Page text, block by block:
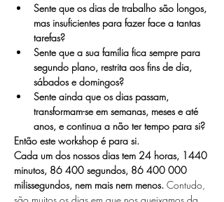
Sente que os dias de trabalho são longos,
mas insuficientes para fazer face a tantas
tarefas?
Sente que a sua família fica sempre para
segundo plano, restrita aos fins de dia,
sábados e domingos?
Sente ainda que os dias passam,
transformam-se em semanas, meses e até
anos, e continua a não ter tempo para si?
Então este workshop é para si.
Cada um dos nossos dias tem 24 horas, 1440
minutos, 86 400 segundos, 86 400 000
milissegundos, nem mais nem menos. Contudo,
são muitos os dias em que nos queixamos da